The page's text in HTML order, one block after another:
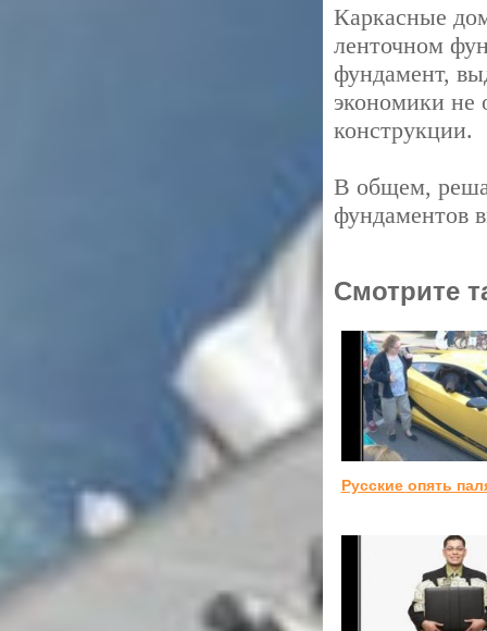
Каркасные
ленточном
фундамент,
экономики не
конструкции.
В общем,
фундаментов
Смотрите
Русские опять